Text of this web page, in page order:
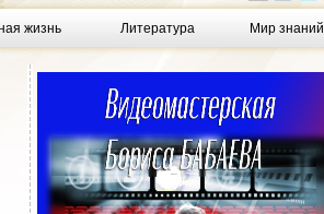
жизнь Литература Мир знаний